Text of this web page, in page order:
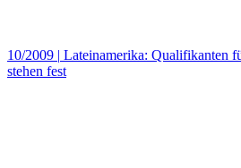
10/2009 | Lateinamerika: Qualifikanten
stehen fest